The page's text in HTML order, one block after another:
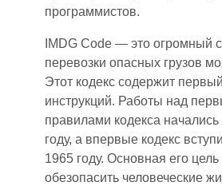
программистов.
IMDG Code — это огромный
перевозки опасных грузов
Этот кодекс содержит
инструкций. Работы над
правилами кодекса
году, а впервые кодекс
1965 году. Основная его
обезопасить человеческие